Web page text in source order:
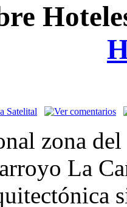
zona
La